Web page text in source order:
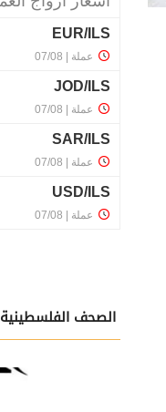
الصحف الفلسطينية